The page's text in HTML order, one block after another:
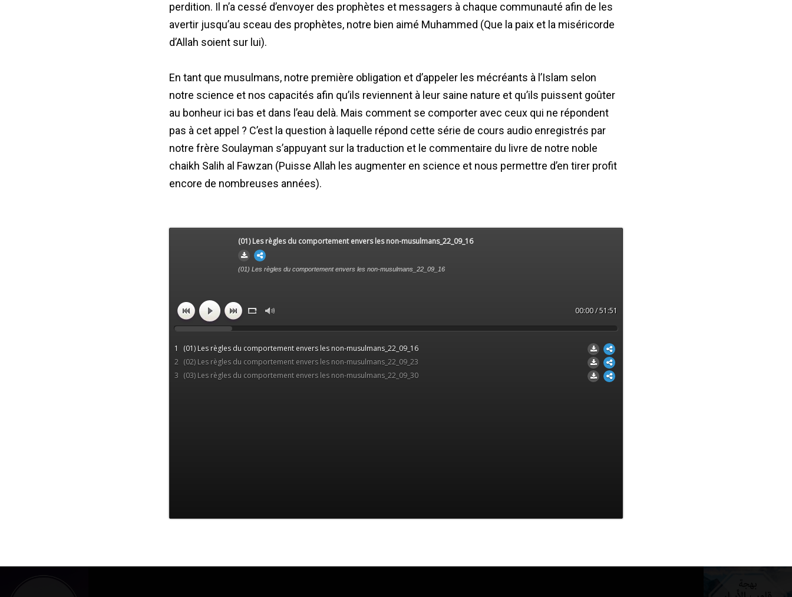
perdition. Il n’a cessé d’envoyer des prophètes et messagers à chaque communauté afin de les
avertir jusqu’au sceau des prophètes, notre bien aimé Muhammed (Que la paix et la miséricorde
d’Allah soient sur lui).
En tant que musulmans, notre première obligation et d’appeler les mécréants à l’Islam selon
notre science et nos capacités afin qu’ils reviennent à leur saine nature et qu’ils puissent goûter
au bonheur ici bas et dans l’eau delà. Mais comment se comporter avec ceux qui ne répondent
pas à cet appel ? C’est la question à laquelle répond cette série de cours audio enregistrés par
notre frère Soulayman s’appuyant sur la traduction et le commentaire du livre de notre noble
chaikh Salih al Fawzan (Puisse Allah les augmenter en science et nous permettre d’en tirer profit
encore de nombreuses années).
(01) Les règles du comportement envers les non-musulmans_22_09_16
(01) Les règles du comportement envers les non-musulmans_22_09_16
00:00 / 51:51
1
(01) Les règles du comportement envers les non-musulmans_22_09_16
2 (02) Les règles du comportement envers les non-musulmans_22_09_23
3 (03) Les règles du comportement envers les non-musulmans_22_09_30